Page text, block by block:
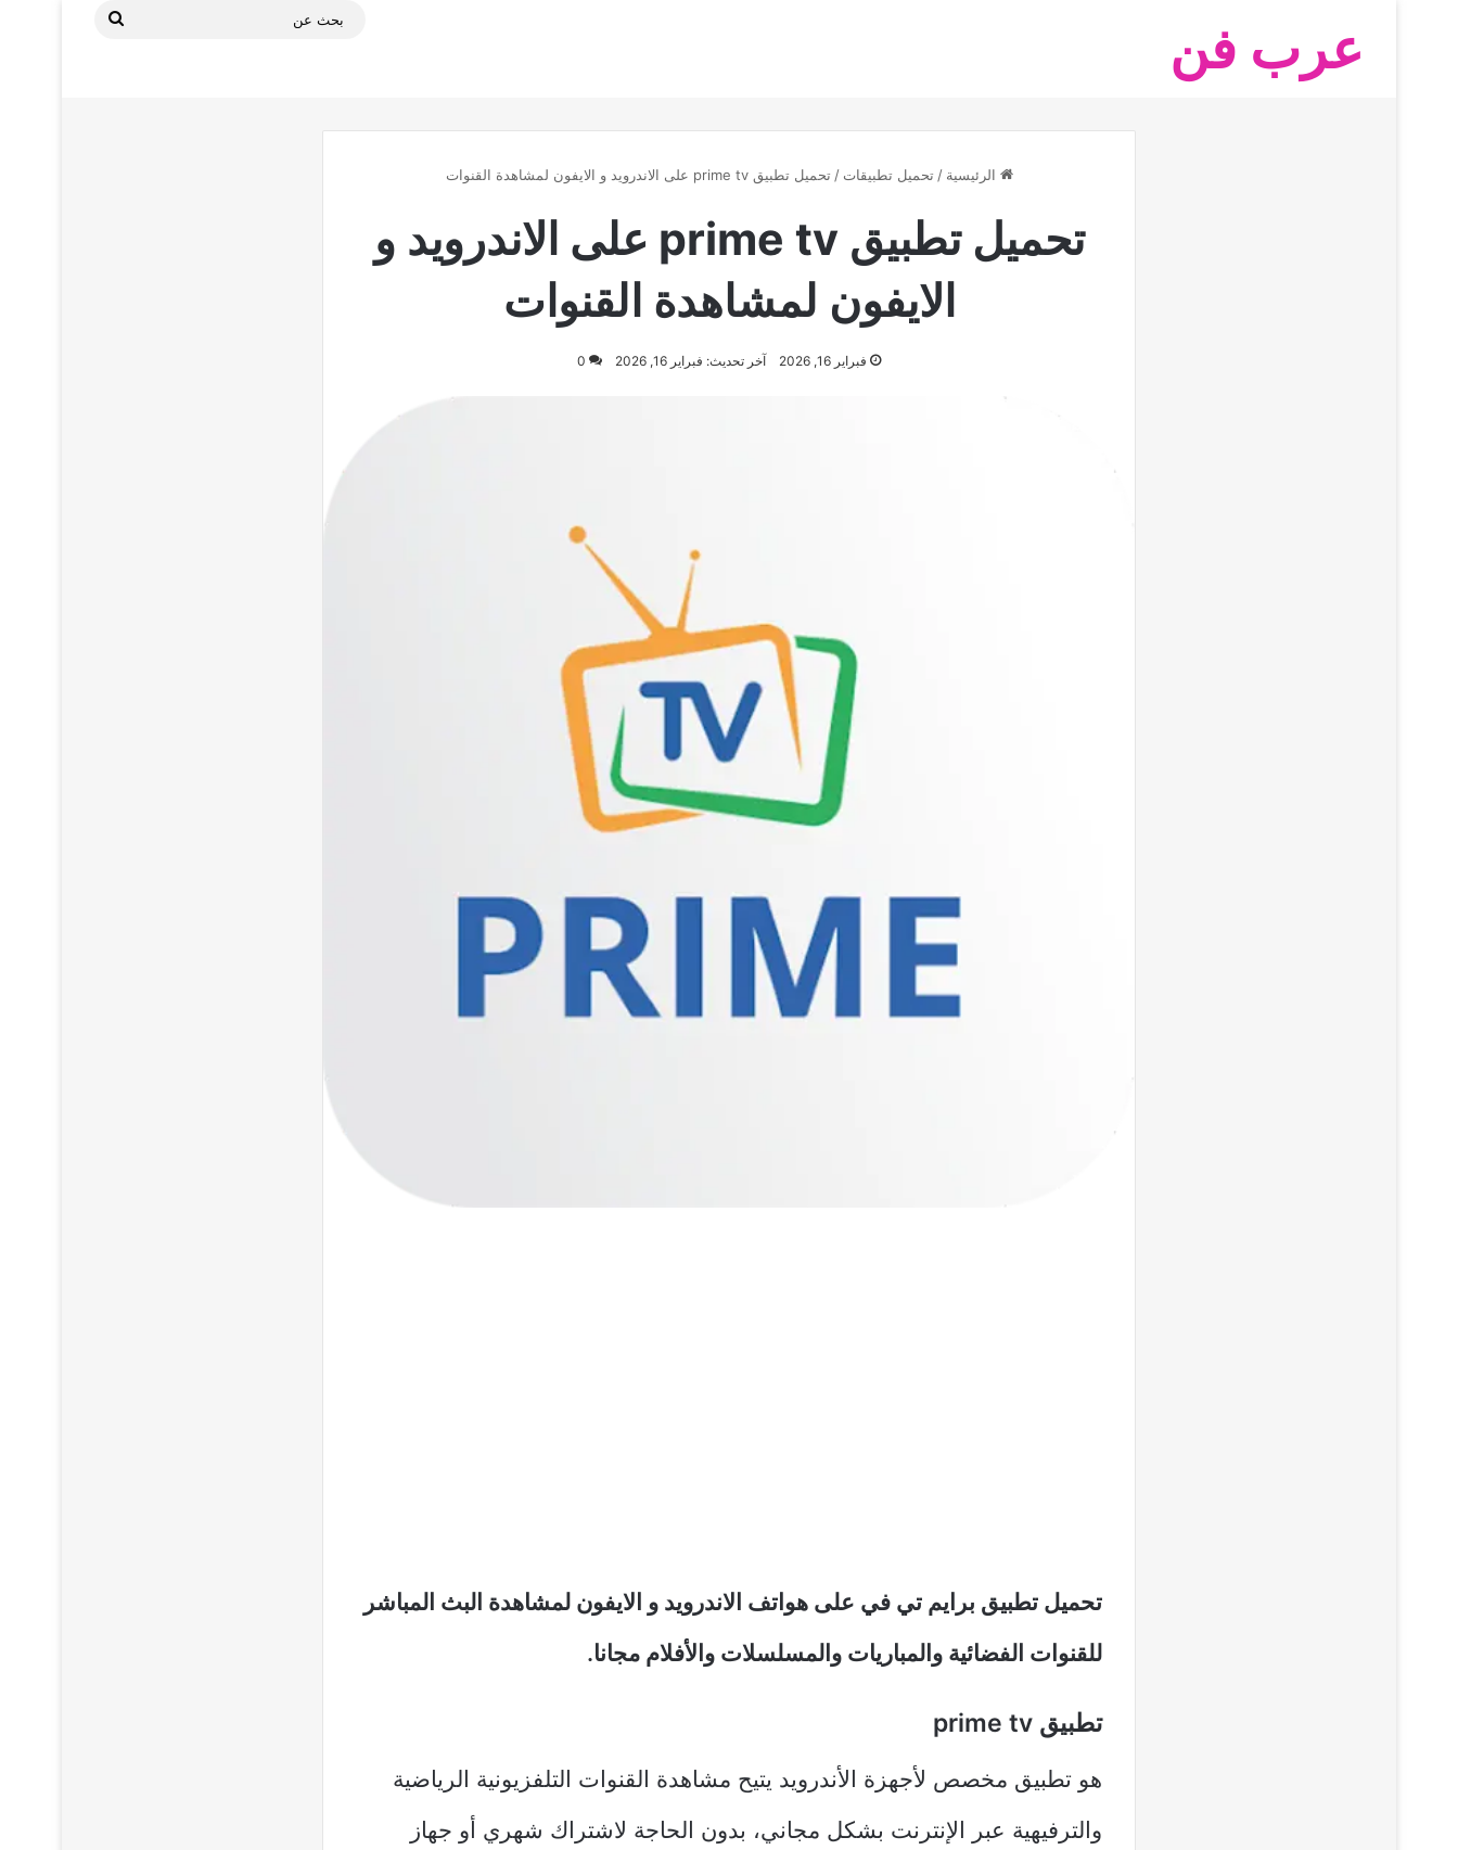
عرب فن
بحث
الرئيسية / تحميل تطبيقات / تحميل تطبيق prime tv على الاندرويد و الايفون لمشاهدة القنوات
تحميل تطبيق prime tv على الاندرويد و
الايفون لمشاهدة القنوات
فبراير 16, 2026 آخر تحديث: فبراير 16, 2026 0
تحميل تطبيق برايم تي في على هواتف الاندرويد و الايفون لمشاهدة البث المباشر
للقنوات الفضائية والمباريات والمسلسلات والأفلام مجانا.
تطبيق prime tv
هو تطبيق مخصص لأجهزة الأندرويد يتيح مشاهدة القنوات التلفزيونية الرياضية
والترفيهية عبر الإنترنت بشكل مجاني، بدون الحاجة لاشتراك شهري أو جهاز